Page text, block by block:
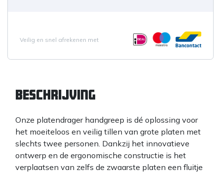
Veilig en snel afrekenen met
Beschrijving
Onze platendrager handgreep is dé oplossing voor
het moeiteloos en veilig tillen van grote platen met
slechts twee personen. Dankzij het innovatieve
ontwerp en de ergonomische constructie is het
verplaatsen van zelfs de zwaarste platen een fluitje